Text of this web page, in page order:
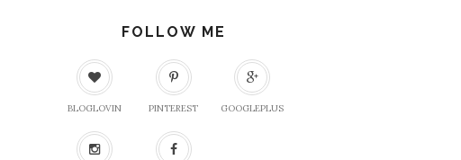
FOLLOW ME
BLOGLOVIN PINTEREST GOOGLEPLUS